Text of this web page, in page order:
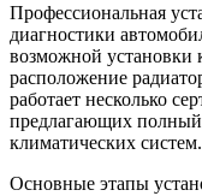
Профессиональная
диагностики
возможной установки
расположение
работает несколько
предлагающих
климатических систем.
Основные этапы